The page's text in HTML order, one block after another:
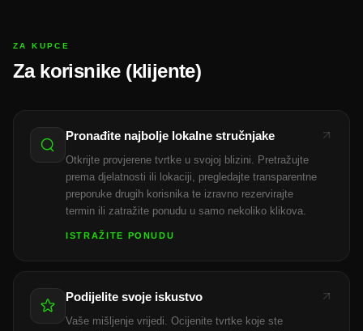
ZA KUPCE
Za korisnike (klijente)
Pronađite najbolje lokalne stručnjake
Otkrijte provjerene tvrtke u svojoj blizini. Pretražujte
prema djelatnosti ili lokaciji, pregledajte transparentne
preporuke drugih korisnika te izravno rezervirajte
termin ili zatražite ponudu u samo nekoliko klikova.
ISTRAŽITE PONUDU
Podijelite svoje iskustvo
Vaše mišljenje vrijedi. Ocijenite tvrtke koje ste